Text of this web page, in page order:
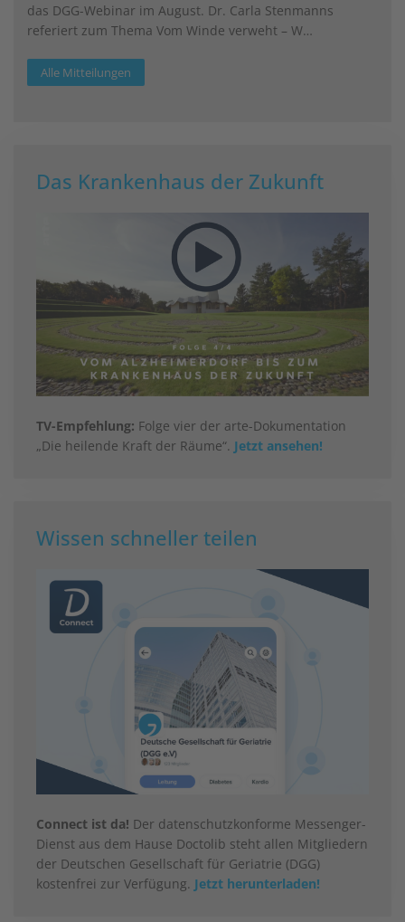
das DGG-Webinar im August. Dr. Carla Stenmanns
referiert zum Thema Vom Winde verweht – W…
Alle Mitteilungen
Das Krankenhaus der Zukunft
TV-Empfehlung: Folge vier der arte-Dokumentation
„Die heilende Kraft der Räume“. Jetzt ansehen!
Wissen schneller teilen
Connect ist da! Der datenschutzkonforme Messenger-
Dienst aus dem Hause Doctolib steht allen Mitgliedern
der Deutschen Gesellschaft für Geriatrie (DGG)
kostenfrei zur Verfügung. Jetzt herunterladen!